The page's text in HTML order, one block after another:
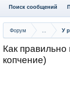
Форум У
Как правильно
копчение)
Поиск сообщений